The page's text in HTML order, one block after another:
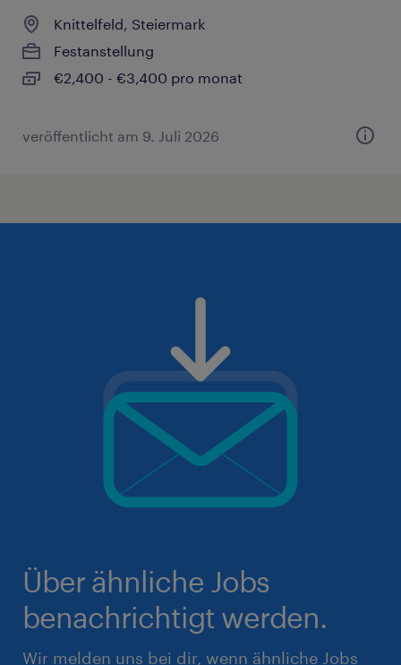
Knittelfeld, Steiermark
Festanstellung
€2,400 - €3,400 pro monat
veröffentlicht am 9. Juli 2026
Über ähnliche Jobs
benachrichtigt werden.
Wir melden uns bei dir, wenn ähnliche Jobs